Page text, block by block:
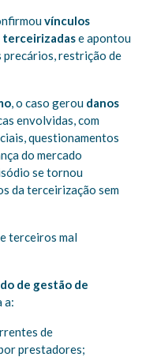
vínculos
terceirizadase apontou
precários, restrição de
, o caso gerou danos
envolvidas, com
questionamentos
do mercado
se tornou
da terceirização sem
terceiros mal
de gestão de
a:
de
prestadores;